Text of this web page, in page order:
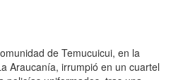
de Temucuicui, en la
Araucanía, irrumpió en un cuartel